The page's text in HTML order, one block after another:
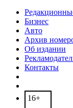
Бизнес
Авто
Архив
Об издании
Контакты
16+